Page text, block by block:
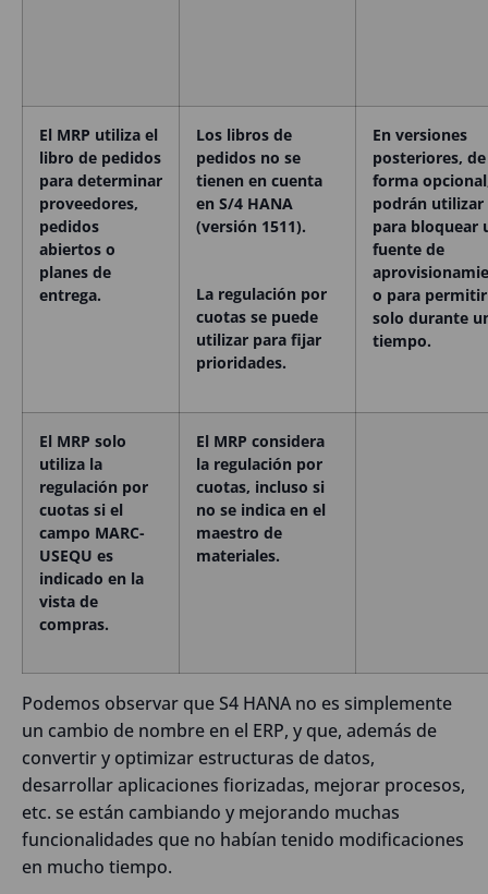
El MRP utiliza el
libro de pedidos
para determinar
proveedores,
pedidos
abiertos o
planes de
entrega.
Los libros de
pedidos no se
tienen en cuenta
en S/4 HANA
(versión 1511).
La regulación por
cuotas se puede
utilizar para fijar
prioridades.
En versiones
posteriores, de
forma
podrán utilizar
para bloquear
fuente de
o para
solo durante
tiempo.
El MRP solo
utiliza la
regulación por
cuotas si el
campo MARC-
USEQU es
indicado en la
vista de
compras.
El MRP considera
la regulación por
cuotas, incluso si
no se indica en el
maestro de
materiales.
Podemos observar que S4 HANA no es simplemente
un cambio de nombre en el ERP, y que, además de
convertir y optimizar estructuras de datos,
desarrollar aplicaciones fiorizadas, mejorar procesos,
etc. se están cambiando y mejorando muchas
funcionalidades que no habían tenido modificaciones
en mucho tiempo.